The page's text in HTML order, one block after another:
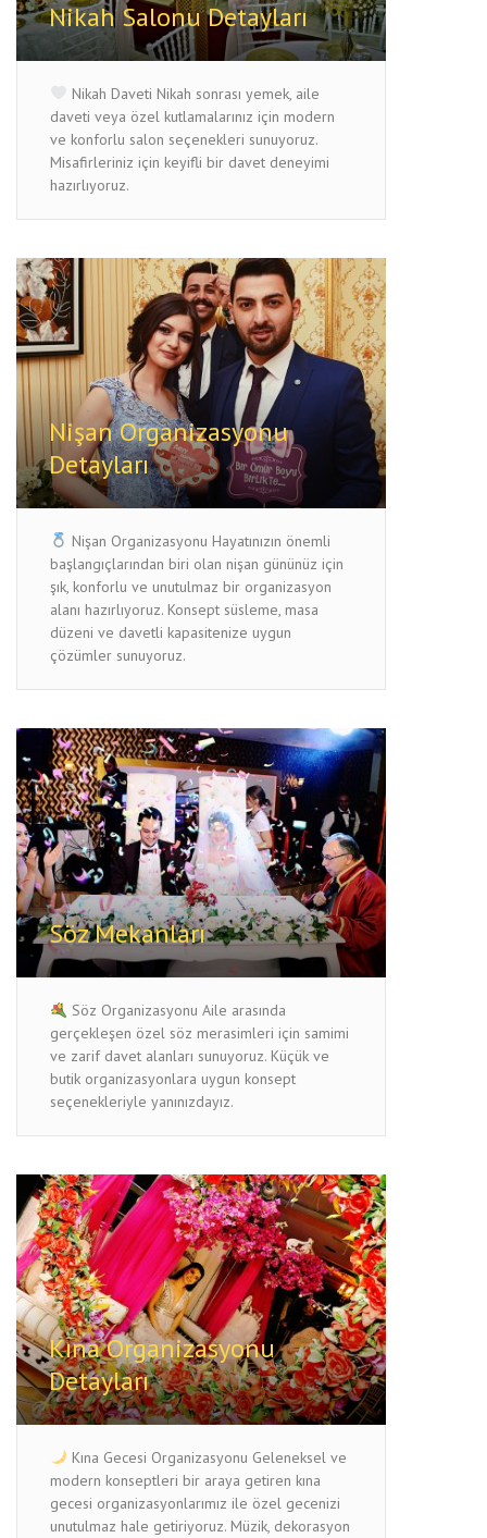
Nikah Salonu Detayları
Nikah Daveti Nikah sonrası yemek, aile
daveti veya özel kutlamalarınız için modern
ve konforlu salon seçenekleri sunuyoruz.
Misafirleriniz için keyifli bir davet deneyimi
hazırlıyoruz.
Nişan Organizasyonu
Detayları
Nişan Organizasyonu Hayatınızın önemli
başlangıçlarından biri olan nişan gününüz için
şık, konforlu ve unutulmaz bir organizasyon
alanı hazırlıyoruz. Konsept süsleme, masa
düzeni ve davetli kapasitenize uygun
çözümler sunuyoruz.
Söz Mekanları
Söz Organizasyonu Aile arasında
gerçekleşen özel söz merasimleri için samimi
ve zarif davet alanları sunuyoruz. Küçük ve
butik organizasyonlara uygun konsept
seçenekleriyle yanınızdayız.
Kına Organizasyonu
Detayları
Kına Gecesi Organizasyonu Geleneksel ve
modern konseptleri bir araya getiren kına
gecesi organizasyonlarımız ile özel gecenizi
unutulmaz hale getiriyoruz. Müzik, dekorasyon